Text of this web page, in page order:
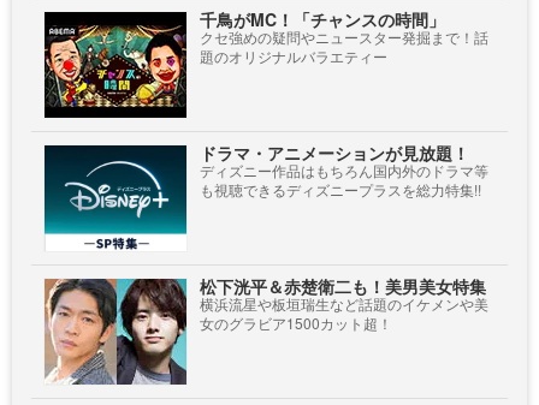
千鳥がMC！「チャンスの時間」
クセ強めの疑問やニュースター発掘まで！話
題のオリジナルバラエティー
ドラマ・アニメーションが見放題！
ディズニー作品はもちろん国内外のドラマ等
も視聴できるディズニープラスを総力特集!!
松下洸平＆赤楚衛二も！美男美女特集
横浜流星や板垣瑞生など話題のイケメンや美
女のグラビア1500カット超！